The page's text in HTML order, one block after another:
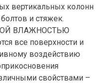
вертикальных колонн
и стяжек.
ВЛАЖНОСТЬЮ
все поверхности и
воздействию
свойствами –